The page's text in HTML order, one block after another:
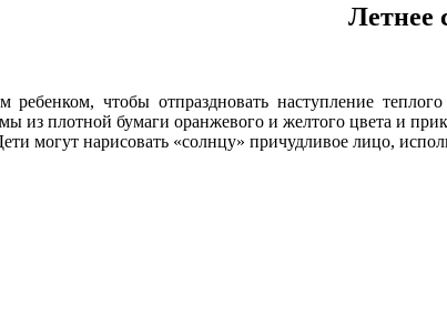
Летнее
чтобы отпраздновать наступление
из плотной бумаги оранжевого и желтого цвета и
могут нарисовать «солнцу» причудливое лицо,